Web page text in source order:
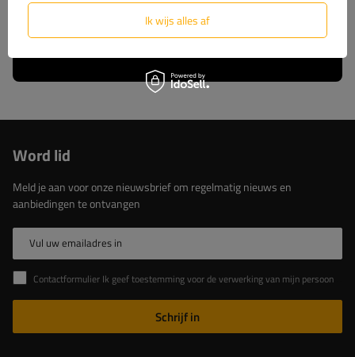
Lees meer over ons
Word lid
Meld je aan voor onze nieuwsbrief om regelmatig nieuws en
aanbiedingen te ontvangen
Vul uw emailadres in
Contactformulier Ik geef toestemming voor de verwerking van mijn persoonlijke gegevens in het contactformulier in overeenstemming met de Verordening van het Europees Parlement en de Raad (EU)
Schrijf in
Ik wijs alles af